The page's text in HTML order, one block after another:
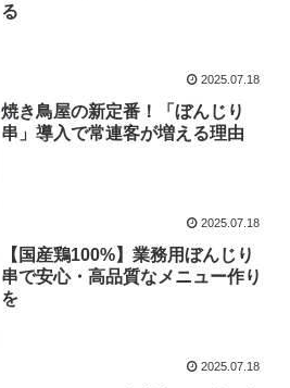
る
2025.07.18
焼き鳥屋の新定番！「ぼんじり
串」導入で常連客が増える理由
2025.07.18
【国産鶏100%】業務用ぼんじり
串で安心・高品質なメニュー作り
を
2025.07.18